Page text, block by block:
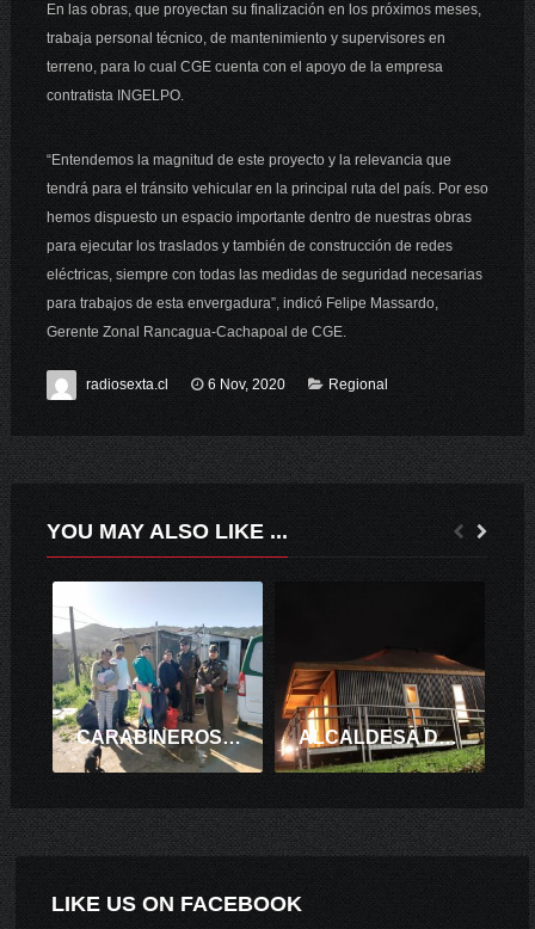
En las obras, que proyectan su finalización en los próximos meses,
trabaja personal técnico, de mantenimiento y supervisores en
terreno, para lo cual CGE cuenta con el apoyo de la empresa
contratista INGELPO.
“Entendemos la magnitud de este proyecto y la relevancia que
tendrá para el tránsito vehicular en la principal ruta del país. Por eso
hemos dispuesto un espacio importante dentro de nuestras obras
para ejecutar los traslados y también de construcción de redes
eléctricas, siempre con todas las medidas de seguridad necesarias
para trabajos de esta envergadura”, indicó Felipe Massardo,
Gerente Zonal Rancagua-Cachapoal de CGE.
radiosexta.cl 6 Nov, 2020 Regional
YOU MAY ALSO LIKE ...
CARABINEROS DE LA OFICINA COMUNITARIA DE SANTA CRUZ, ALCALDESA DE PALMILLA GLORIA PAREDES VALDÉS ENTREGO LLAVES DE «CASA CEBOLLA» A JUNTA DE VECINOS DE SAN RAFAEL
LIKE US ON FACEBOOK